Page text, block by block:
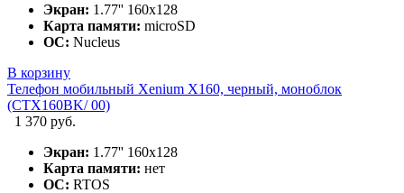
Экран: 1.77'' 160x128
Карта памяти: microSD
ОС: Nucleus
В корзину
Телефон мобильный Xenium X160, черный, моноблок
(CTX160BK/ 00)
1 370 руб.
Экран: 1.77'' 160x128
Карта памяти: нет
ОС: RTOS